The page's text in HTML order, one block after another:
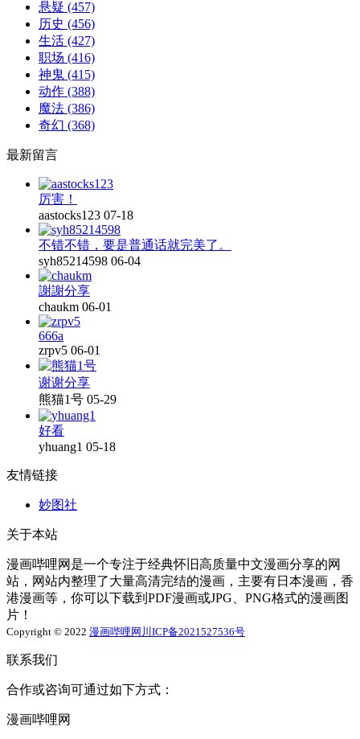
悬疑 (457)
历史 (456)
生活 (427)
职场 (416)
神鬼 (415)
动作 (388)
魔法 (386)
奇幻 (368)
最新留言
厉害！
aastocks123 07-18
不错不错，要是普通话就完美了。
syh85214598 06-04
謝謝分享
chaukm 06-01
666a
zrpv5 06-01
谢谢分享
熊猫1号 05-29
好看
yhuang1 05-18
友情链接
妙图社
关于本站
漫画哔哩网是一个专注于经典怀旧高质量中文漫画分享的网
站，网站内整理了大量高清完结的漫画，主要有日本漫画，香
港漫画等，你可以下载到PDF漫画或JPG、PNG格式的漫画图
片！
Copyright © 2022 漫画哔哩网 川ICP备2021527536号
联系我们
合作或咨询可通过如下方式：
漫画哔哩网